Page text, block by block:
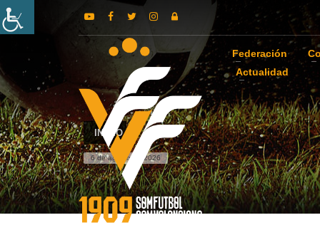
Federación
Actualidad
INICIO
6 de agosto de 2026